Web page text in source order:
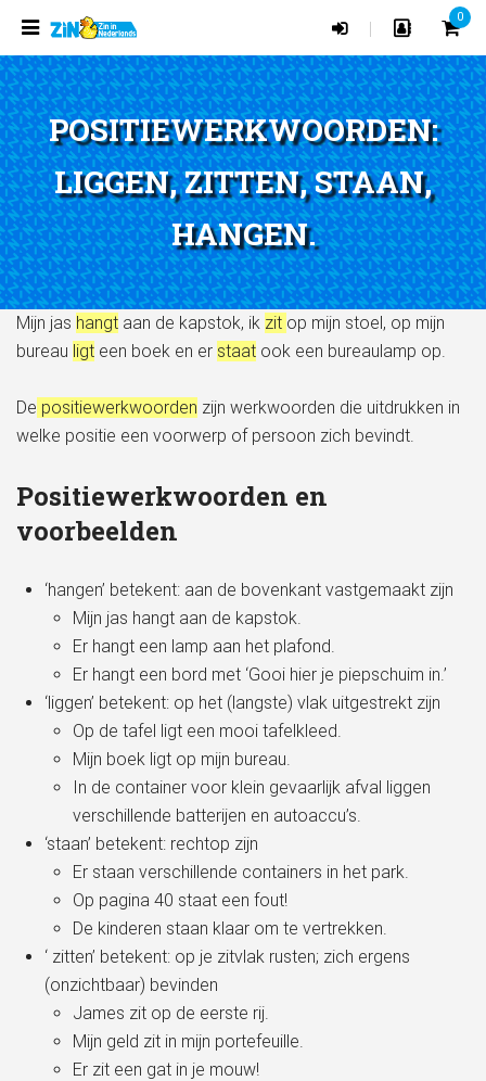
POSITIEWERKWOORDEN:
LIGGEN, ZITTEN, STAAN,
HANGEN.
Mijn jas hangt aan de kapstok, ik zit op mijn stoel, op mijn
bureau ligt een boek en er staat ook een bureaulamp op.
De positiewerkwoorden zijn werkwoorden die uitdrukken in
welke positie een voorwerp of persoon zich bevindt.
Positiewerkwoorden en
voorbeelden
‘hangen’ betekent: aan de bovenkant vastgemaakt zijn
Mijn jas hangt aan de kapstok.
Er hangt een lamp aan het plafond.
Er hangt een bord met ‘Gooi hier je piepschuim in.’
‘liggen’ betekent: op het (langste) vlak uitgestrekt zijn
Op de tafel ligt een mooi tafelkleed.
Mijn boek ligt op mijn bureau.
In de container voor klein gevaarlijk afval liggen
verschillende batterijen en autoaccu’s.
‘staan’ betekent: rechtop zijn
Er staan verschillende containers in het park.
Op pagina 40 staat een fout!
De kinderen staan klaar om te vertrekken.
‘ zitten’ betekent: op je zitvlak rusten; zich ergens
(onzichtbaar) bevinden
James zit op de eerste rij.
Mijn geld zit in mijn portefeuille.
Er zit een gat in je mouw!
|
0